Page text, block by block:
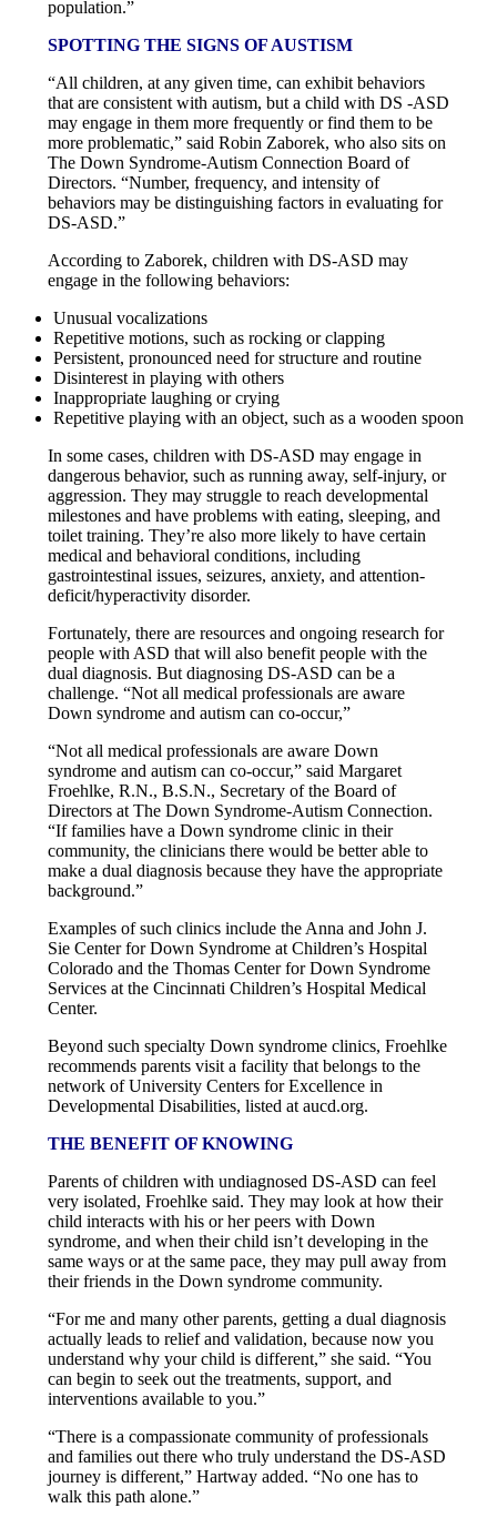
population.”
SPOTTING THE SIGNS OF AUSTISM
“All children, at any given time, can exhibit behaviors
that are consistent with autism, but a child with DS -ASD
may engage in them more frequently or find them to be
more problematic,” said Robin Zaborek, who also sits on
The Down Syndrome-Autism Connection Board of
Directors. “Number, frequency, and intensity of
behaviors may be distinguishing factors in evaluating for
DS-ASD.”
According to Zaborek, children with DS-ASD may
engage in the following behaviors:
Unusual vocalizations
Repetitive motions, such as rocking or clapping
Persistent, pronounced need for structure and routine
Disinterest in playing with others
Inappropriate laughing or crying
Repetitive playing with an object, such as a wooden spoon
In some cases, children with DS-ASD may engage in
dangerous behavior, such as running away, self-injury, or
aggression. They may struggle to reach developmental
milestones and have problems with eating, sleeping, and
toilet training. They’re also more likely to have certain
medical and behavioral conditions, including
gastrointestinal issues, seizures, anxiety, and attention-
deficit/hyperactivity disorder.
Fortunately, there are resources and ongoing research for
people with ASD that will also benefit people with the
dual diagnosis. But diagnosing DS-ASD can be a
challenge. “Not all medical professionals are aware
Down syndrome and autism can co-occur,”
“Not all medical professionals are aware Down
syndrome and autism can co-occur,” said Margaret
Froehlke, R.N., B.S.N., Secretary of the Board of
Directors at The Down Syndrome-Autism Connection.
“If families have a Down syndrome clinic in their
community, the clinicians there would be better able to
make a dual diagnosis because they have the appropriate
background.”
Examples of such clinics include the Anna and John J.
Sie Center for Down Syndrome at Children’s Hospital
Colorado and the Thomas Center for Down Syndrome
Services at the Cincinnati Children’s Hospital Medical
Center.
Beyond such specialty Down syndrome clinics, Froehlke
recommends parents visit a facility that belongs to the
network of University Centers for Excellence in
Developmental Disabilities, listed at aucd.org.
THE BENEFIT OF KNOWING
Parents of children with undiagnosed DS-ASD can feel
very isolated, Froehlke said. They may look at how their
child interacts with his or her peers with Down
syndrome, and when their child isn’t developing in the
same ways or at the same pace, they may pull away from
their friends in the Down syndrome community.
“For me and many other parents, getting a dual diagnosis
actually leads to relief and validation, because now you
understand why your child is different,” she said. “You
can begin to seek out the treatments, support, and
interventions available to you.”
“There is a compassionate community of professionals
and families out there who truly understand the DS-ASD
journey is different,” Hartway added. “No one has to
walk this path alone.”